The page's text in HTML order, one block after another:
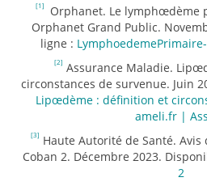
[1]
Orphanet. Le lymphœdème
Orphanet Grand Public.
ligne :
[2] Assurance Maladie.
circonstances de survenue. Juin
Lipœdème : définition et
ameli.fr |
[3] Haute Autorité de Santé.
Coban 2. Décembre 2023.
2